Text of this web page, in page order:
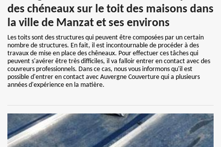
des chéneaux sur le toit des maisons dans
la ville de Manzat et ses environs
Les toits sont des structures qui peuvent être composées par un certain
nombre de structures. En fait, il est incontournable de procéder à des
travaux de mise en place des chêneaux. Pour effectuer ces tâches qui
peuvent s'avérer être très difficiles, il va falloir entrer en contact avec des
couvreurs professionnels. Dans ce cas, nous vous informons qu'il est
possible d'entrer en contact avec Auvergne Couverture qui a plusieurs
années d'expérience en la matière.